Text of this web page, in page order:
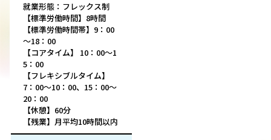
就業形態：フレックス制
【標準労働時間】8時間
【標準労働時間帯】9：00
～18：00
【コアタイム】 10：00〜1
5：00
【フレキシブルタイム】
7：00〜10：00、15：00〜
20：00
【休憩】60分
【残業】月平均10時間以内